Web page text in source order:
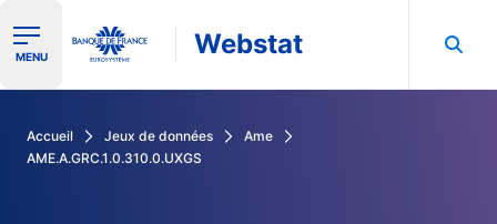
Ouvrir le menu de navigation
MENU Webstat
Accueil Jeux de données
Ame
AME.A.GRC.1.0.310.0.UXGS